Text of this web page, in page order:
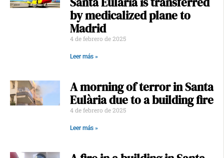
by medicalized plane to
Madrid
4 de febrero de 2025
Leer más »
A morning of terror in Santa
Eulària due to a building fire
4 de febrero de 2025
Leer más »